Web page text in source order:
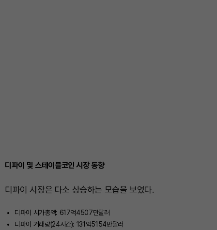
디파이 및 스테이블코인 시장 동향
디파이 시장은 다소 상승하는 모습을 보였다.
디파이 시가총액: 617억4507만달러
디파이 거래량(24시간): 131억5154만달러